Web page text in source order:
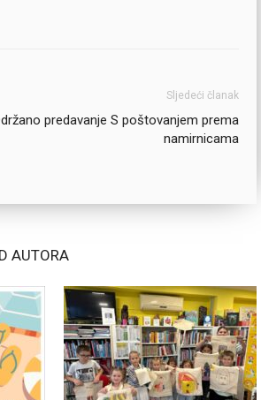
Sljedeći članak
predavanje S poštovanjem prema
namirnicama
AUTORA